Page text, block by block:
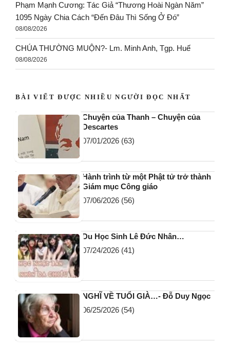
Phạm Mạnh Cương: Tác Giả “Thương Hoài Ngàn Năm”
1095 Ngày Chia Cách “Đến Đâu Thì Sống Ở Đó”
08/08/2026
CHÚA THƯỜNG MUỘN?- Lm. Minh Anh, Tgp. Huế
08/08/2026
BÀI VIẾT ĐƯỢC NHIỀU NGƯỜI ĐỌC NHẤT
Chuyện của Thanh – Chuyện của
Descartes
07/01/2026 (63)
Hành trình từ một Phật tử trở thành
Giám mục Công giáo
07/06/2026 (56)
Du Học Sinh Lê Đức Nhân…
07/24/2026 (41)
NGHĨ VỀ TUỔI GIÀ…- Đỗ Duy Ngọc
06/25/2026 (54)